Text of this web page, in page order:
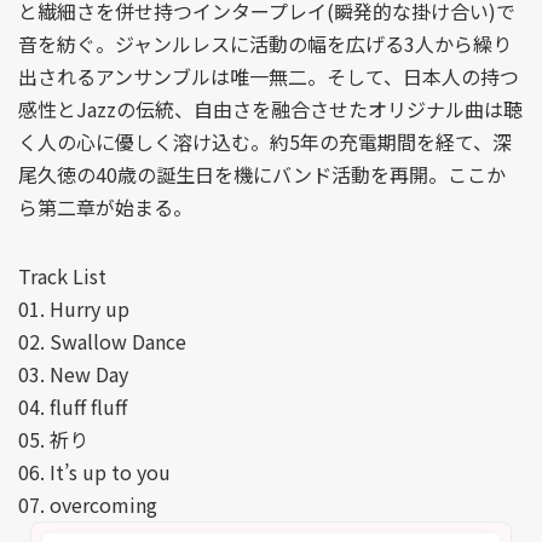
と繊細さを併せ持つインタープレイ(瞬発的な掛け合い)で
音を紡ぐ。ジャンルレスに活動の幅を広げる3人から繰り
出されるアンサンブルは唯一無二。そして、日本人の持つ
感性とJazzの伝統、自由さを融合させたオリジナル曲は聴
く人の心に優しく溶け込む。約5年の充電期間を経て、深
尾久徳の40歳の誕生日を機にバンド活動を再開。ここか
ら第二章が始まる。
Track List
01. Hurry up
02. Swallow Dance
03. New Day
04. fluff fluff
05. 祈り
06. It’s up to you
07. overcoming